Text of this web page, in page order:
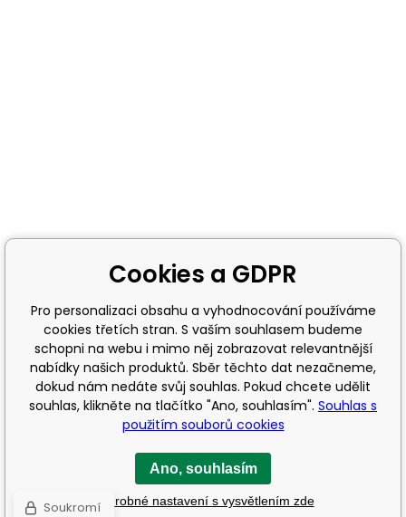
Cookies a GDPR
Pro personalizaci obsahu a vyhodnocování používáme
cookies třetích stran. S vaším souhlasem budeme
schopni na webu i mimo něj zobrazovat relevantnější
nabídky našich produktů. Sběr těchto dat nezačneme,
dokud nám nedáte svůj souhlas. Pokud chcete udělit
souhlas, klikněte na tlačítko "Ano, souhlasím". Souhlas s
použitím souborů cookies
Ano, souhlasím
Podrobné nastavení s vysvětlením zde
Soukromí